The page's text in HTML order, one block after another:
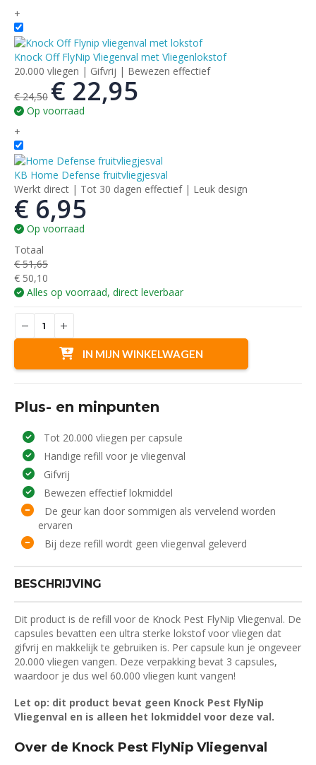
+
Knock Off FlyNip Vliegenval met Vliegenlokstof
20.000 vliegen | Gifvrij | Bewezen effectief
€24,50 € 22,95
Op voorraad
+
KB Home Defense fruitvliegjesval
Werkt direct | Tot 30 dagen effectief | Leuk design
€ 6,95
Op voorraad
Totaal
€51,65
€ 50,10
Alles op voorraad, direct leverbaar
IN MIJN WINKELWAGEN
Plus- en minpunten
Tot 20.000 vliegen per capsule
Handige refill voor je vliegenval
Gifvrij
Bewezen effectief lokmiddel
De geur kan door sommigen als vervelend worden
ervaren
Bij deze refill wordt geen vliegenval geleverd
BESCHRIJVING
Dit product is de refill voor de Knock Pest FlyNip Vliegenval. De
capsules bevatten een ultra sterke lokstof voor vliegen dat
gifvrij en makkelijk te gebruiken is. Per capsule kun je ongeveer
20.000 vliegen vangen. Deze verpakking bevat 3 capsules,
waardoor je dus wel 60.000 vliegen kunt vangen!
Let op: dit product bevat geen Knock Pest FlyNip
Vliegenval en is alleen het lokmiddel voor deze val.
Over de Knock Pest FlyNip Vliegenval